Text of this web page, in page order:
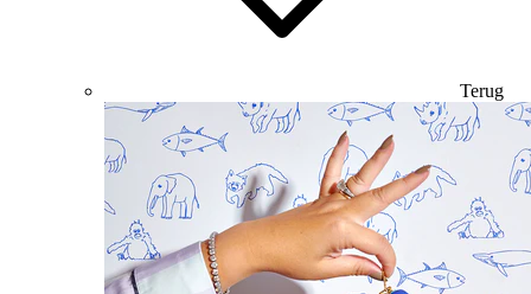
Terug